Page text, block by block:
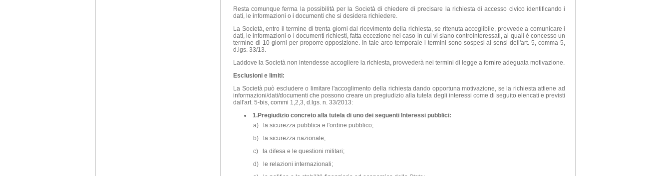
Resta comunque ferma la possibilità per la Società di chiedere di precisare la richiesta di accesso civico identificando i
dati, le informazioni o i documenti che si desidera richiedere.
La Società, entro il termine di trenta giorni dal ricevimento della richiesta, se ritenuta accoglibile, provvede a comunicare i
dati, le informazioni o i documenti richiesti, fatta eccezione nel caso in cui vi siano controinteressati, ai quali è concesso un
termine di 10 giorni per proporre opposizione. In tale arco temporale i termini sono sospesi ai sensi dell'art. 5, comma 5,
d.lgs. 33/13.
Laddove la Società non intendesse accogliere la richiesta, provvederà nei termini di legge a fornire adeguata motivazione.
Esclusioni e limiti:
La Società può escludere o limitare l'accoglimento della richiesta dando opportuna motivazione, se la richiesta attiene ad
informazioni/dati/documenti che possono creare un pregiudizio alla tutela degli interessi come di seguito elencati e previsti
dall'art. 5-bis, commi 1,2,3, d.lgs. n. 33/2013:
1.Pregiudizio concreto alla tutela di uno dei seguenti Interessi pubblici:
a) la sicurezza pubblica e l'ordine pubblico;
b) la sicurezza nazionale;
c) la difesa e le questioni militari;
d) le relazioni internazionali;